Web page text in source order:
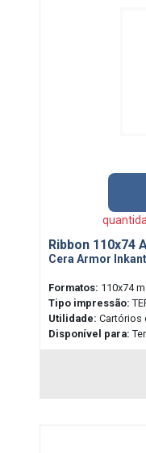
Ribbon 110x74
Cera Armor
Formatos: 110x74 m
Tipo impressão:
Utilidade: Cartórios
Disponível para: